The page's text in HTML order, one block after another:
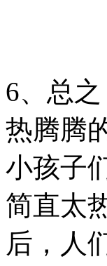
6、总
热腾腾
小孩子
简直太
后，人